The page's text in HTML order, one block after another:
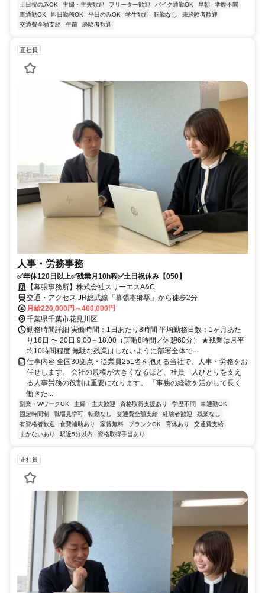
土日祝のみOK
主婦・主夫歓迎 フリーター歓迎 バイク通勤OK 早朝
学歴不問
車通勤OK
即日勤務OK 平日のみOK 学生歓迎 転勤なし
未経験者歓迎
交通費全額支給
午前 経験者歓迎
正社員
人事・労務事務
✅年休120日以上✅残業月10h程✅土日祝休み【050】
【幕張事務所】株式会社スリーエスA&C
交通・アクセス JR総武線「幕張本郷駅」から徒歩2分
月給220,000円～400,000円
千葉県千葉市花見川区
勤務時間詳細 実働時間：1日あたり8時間 平均勤務日数：1ヶ月あた
り18日 〜 20日 9:00～18:00（実働8時間／休憩60分） ★残業は月平
均10時間程度 無駄な残業はしないように部署全体で...
仕事内容 全国30拠点・従業員251名を抱える当社で、人事・労務をお
任せします。 会社の規模が大きくなるほど、社員一人ひとりを支え
る人事労務の役割は重要になります。 「事務の経験を活かして長く
働きた...
副業・WワークOK 主婦・主夫歓迎 資格取得支援あり 学歴不問
車通勤OK
固定時間制
職場見学可 転勤なし 交通費全額支給 経験者歓迎
残業なし
有資格者歓迎
食費補助あり 家賃無料 ブランクOK 育休あり
交通費支給
まかないあり
駅近5分以内 資格取得手当あり
正社員